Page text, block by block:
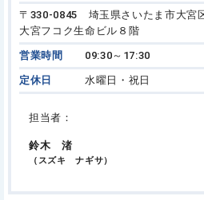
〒330-0845 埼玉県さいたま市大宮
大宮フコク生命ビル８階
営業時間 09:30～17:30
定休日 水曜日・祝日
担当者：
鈴木 渚
（スズキ ナギサ）